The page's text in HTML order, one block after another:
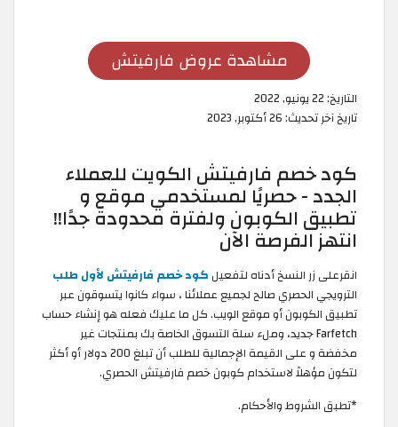
مشاهدة عروض فارفيتش
التاريخ:22 يونيو, 2022
تاريخ آخر تحديث:26 أكتوبر, 2023
كود خصم فارفيتش الكويت للعملاء
الجدد - حصريًا لمستخدمي موقع و
تطبيق الكوبون ولفترة محدودة جدًا!!
انتهز الفرصة الآن
انقرعلى زر النسخ أدناه لتفعيل كود خصم فارفيتش لأول طلب
الترويجي الحصري صالح لجميع عملائنا ، سواء كانوا يتسوقون عبر
تطبيق الكوبون أو موقع الويب. كل ما عليك فعله هو إنشاء حساب
Farfetch جديد، وملء سلة التسوق الخاصة بك بمنتجات غير
مخفضة و على القيمة الإجمالية للطلب أن تبلغ 200 دولار أو أكثر
لتكون مؤهلاً لاستخدام كوبون خصم فارفيتش الحصري.
*تطبق الشروط والأحكام.